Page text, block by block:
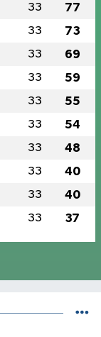
33 77
33 73
33 69
33 59
33 55
33 54
33 48
33 40
33 40
33 37